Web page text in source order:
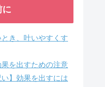
に
き、叶いやすくす
を出すための注意
】効果を出すには